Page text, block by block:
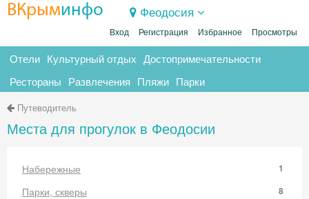
ВКрыминфо Феодосия
Вход Регистрация Избранное Просмотры
Отели Культурный отдых Достопримечательности
Рестораны Развлечения Пляжи Парки
Путеводитель
Места для прогулок в Феодосии
Набережные 1
Парки, скверы 8